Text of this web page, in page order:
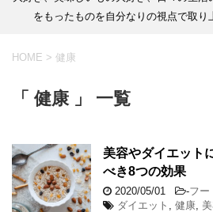
をもったものを自分なりの視点で取り
HOME > 健康
「 健康 」 一覧
美容やダイエット
べき8つの効果
2020/05/01 -フー
ダイエット
健康